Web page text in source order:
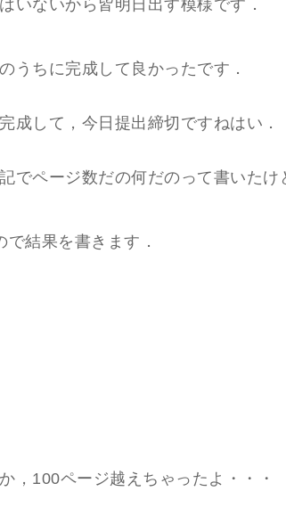
いないから皆明日出す模様です．
うちに完成して良かったです．
成して，今日提出締切ですねはい．
でページ数だの何だのって書いたけ
結果を書きます．
，100ページ越えちゃったよ・・・